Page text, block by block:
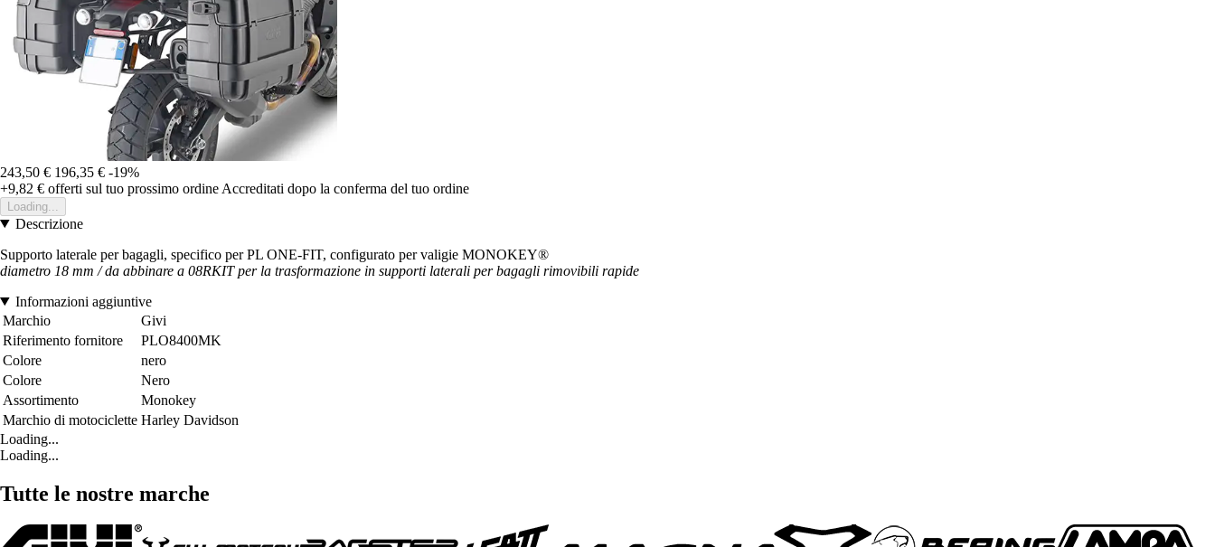
243,50 € 196,35 € -19%
+9,82 € offerti sul tuo prossimo ordine Accreditati dopo la conferma del tuo ordine
Loading...
Descrizione
Supporto laterale per bagagli, specifico per PL ONE-FIT, configurato per valigie MONOKEY®
diametro 18 mm / da abbinare a 08RKIT per la trasformazione in supporti laterali per bagagli rimovibili rapide
Informazioni aggiuntive
Marchio
Givi
Riferimento fornitore
PLO8400MK
Colore
nero
Colore
Nero
Assortimento
Monokey
Marchio di motociclette Harley Davidson
Loading...
Loading...
Tutte le nostre marche